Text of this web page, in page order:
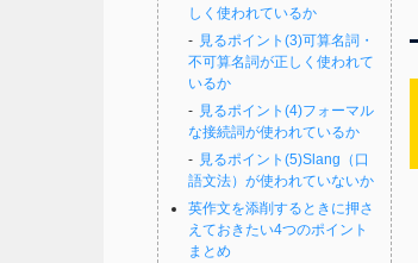
しく使われているか
見るポイント(3)可算名詞・
不可算名詞が正しく使われて
いるか
見るポイント(4)フォーマル
な接続詞が使われているか
見るポイント(5)Slang（口
語文法）が使われていないか
英作文を添削するときに押さ
えておきたい4つのポイント
まとめ